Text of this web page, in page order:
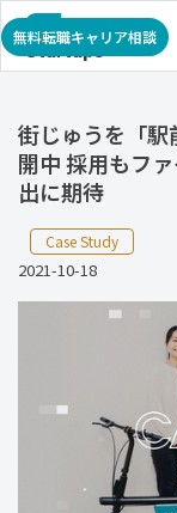
無料転職キャリア相談
街じゅうを「
開中 採用もフ
出に期待
Case Study
2021-10-18